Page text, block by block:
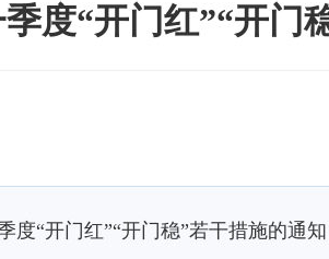
度“开门红”“开门
度“开门红”“开门稳”若干措施的通知